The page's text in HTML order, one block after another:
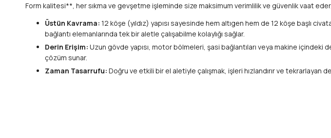
Form kalitesi**, her sıkma ve gevşetme işleminde size maksimum verimlilik ve güvenlik vaat eder.
Üstün Kavrama: 12 köşe (yıldız) yapısı sayesinde hem altıgen hem de 12 köşe başlı
bağlantı elemanlarında tek bir aletle çalışabilme kolaylığı sağlar.
Derin Erişim: Uzun gövde yapısı, motor bölmeleri, şasi bağlantıları veya makine
çözüm sunar.
Zaman Tasarrufu: Doğru ve etkili bir el aletiyle çalışmak, işleri hızlandırır ve tekrarlayan